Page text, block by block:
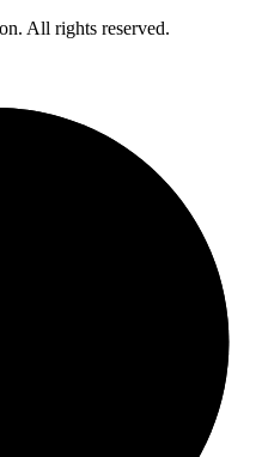
All rights reserved.